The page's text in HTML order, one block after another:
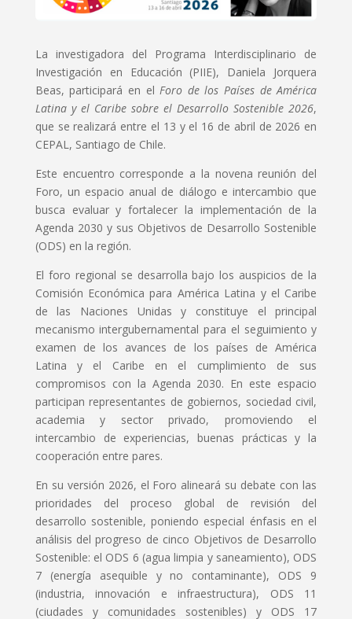
La investigadora del Programa Interdisciplinario de
Investigación en Educación (PIIE), Daniela Jorquera
Beas, participará en el Foro de los Países de América
Latina y el Caribe sobre el Desarrollo Sostenible 2026,
que se realizará entre el 13 y el 16 de abril de 2026 en
CEPAL, Santiago de Chile.
Este encuentro corresponde a la novena reunión del
Foro, un espacio anual de diálogo e intercambio que
busca evaluar y fortalecer la implementación de la
Agenda 2030 y sus Objetivos de Desarrollo Sostenible
(ODS) en la región.
El foro regional se desarrolla bajo los auspicios de la
Comisión Económica para América Latina y el Caribe
de las Naciones Unidas y constituye el principal
mecanismo intergubernamental para el seguimiento y
examen de los avances de los países de América
Latina y el Caribe en el cumplimiento de sus
compromisos con la Agenda 2030. En este espacio
participan representantes de gobiernos, sociedad civil,
academia y sector privado, promoviendo el
intercambio de experiencias, buenas prácticas y la
cooperación entre pares.
En su versión 2026, el Foro alineará su debate con las
prioridades del proceso global de revisión del
desarrollo sostenible, poniendo especial énfasis en el
análisis del progreso de cinco Objetivos de Desarrollo
Sostenible: el ODS 6 (agua limpia y saneamiento), ODS
7 (energía asequible y no contaminante), ODS 9
(industria, innovación e infraestructura), ODS 11
(ciudades y comunidades sostenibles) y ODS 17